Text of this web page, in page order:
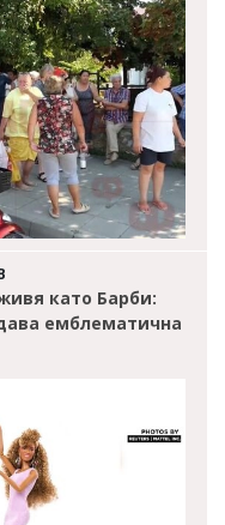
като Барби:
емблематична